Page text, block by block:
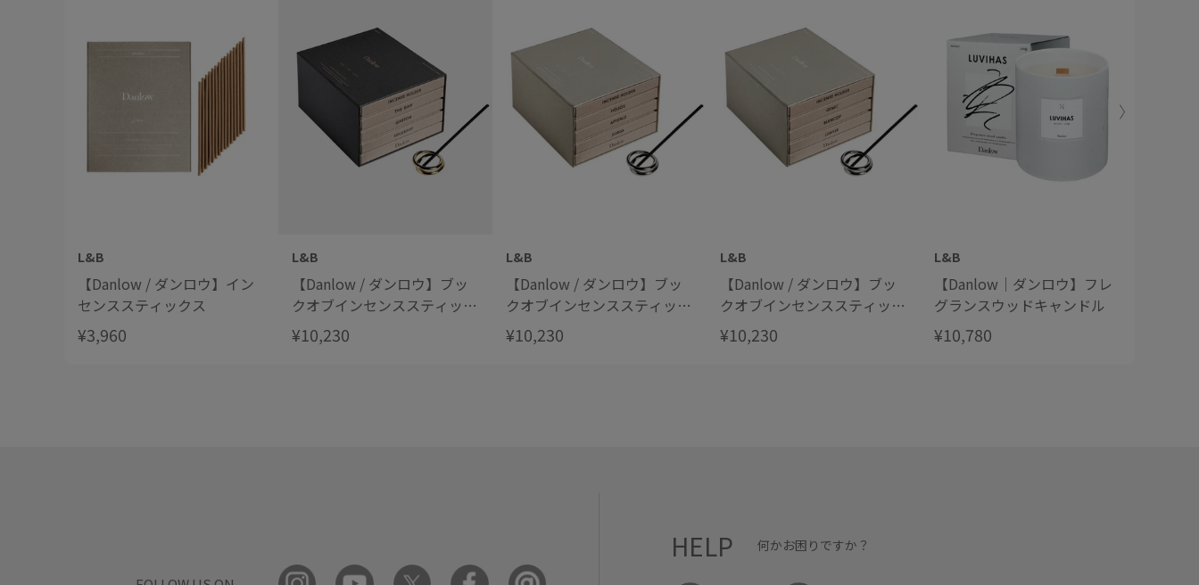
L&B
【Danlow / ダンロウ】イン
センススティックス
¥3,960
L&B
【Danlow / ダンロウ】ブッ
クオブインセンススティック
ス no.1
¥10,230
L&B
【Danlow / ダンロウ】ブッ
クオブインセンススティック
no.041
¥10,230
L&B
【Danlow / ダンロウ】ブッ
クオブインセンススティック
no.112
¥10,230
L&B
【Danlow｜ダンロウ】フレ
グランスウッドキャンドル
¥10,780
HELP 何かお困りですか？